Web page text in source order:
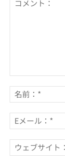
メ
ン
ト：